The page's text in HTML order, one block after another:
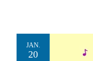
JAN.
20